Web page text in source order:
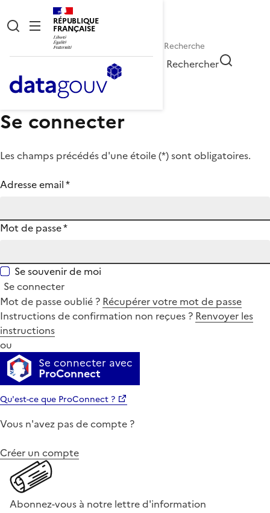
RÉPUBLIQUE
FRANÇAISE
Rechercher
Se connecter
Les champs précédés d'une étoile (*) sont obligatoires.
Adresse email*
Mot de passe*
Se souvenir de moi
Se connecter
Mot de passe oublié ? Récupérer votre mot de passe
Instructions de confirmation non reçues ? Renvoyer les
instructions
ou
Se connecter avec
ProConnect
Qu'est-ce que ProConnect ?
Vous n'avez pas de compte ?
Créer un compte
Abonnez-vous à notre lettre d'information